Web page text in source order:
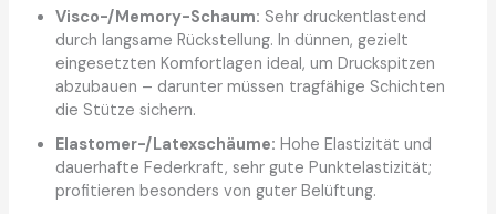
Visco-/Memory-Schaum: Sehr druckentlastend
durch langsame Rückstellung. In dünnen, gezielt
eingesetzten Komfortlagen ideal, um Druckspitzen
abzubauen – darunter müssen tragfähige Schichten
die Stütze sichern.
Elastomer-/Latexschäume: Hohe Elastizität und
dauerhafte Federkraft, sehr gute Punktelastizität;
profitieren besonders von guter Belüftung.